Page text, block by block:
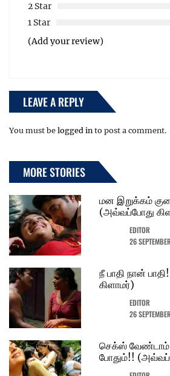
2 Star
1 Star
(Add your review)
LEAVE A REPLY
You must be logged in to post a comment.
MORE STORIES
மன இறுக்கம்
(அவ்வப்போது
EDITOR
26
நீ பாதி நான்
கிளாமர்)
EDITOR
26
செக்ஸ்
போதும்!!